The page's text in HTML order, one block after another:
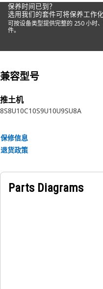
术规格，可带来始终如一的
赖。因为正常工作时间和经
空气滤清器经过特别设计，
Cat 原装粗滤器滤芯和辅助
效的方式保持发动机的完整
作时间。
特性：
• 环保
• 发挥至关重要的备用滤清作用
保养时间已到？
选用我们的套件可将保养工作
可按设备类型提供完整的 250 小时
件。
兼容型号
推土机
8S8U10C10S9U10U9SU8A
保修信息
退货政策
Parts Diagrams